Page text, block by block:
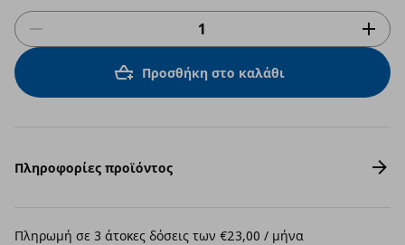
Προσθήκη στο καλάθι
Πληροφορίες προϊόντος
Πληρωμή σε 3 άτοκες δόσεις των €23,00 / μήνα